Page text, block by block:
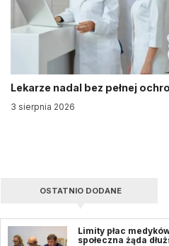
Lekarze nadal bez pełnej
3 sierpnia 2026
OSTATNIO DODANE
Limity płac
społeczna żąda